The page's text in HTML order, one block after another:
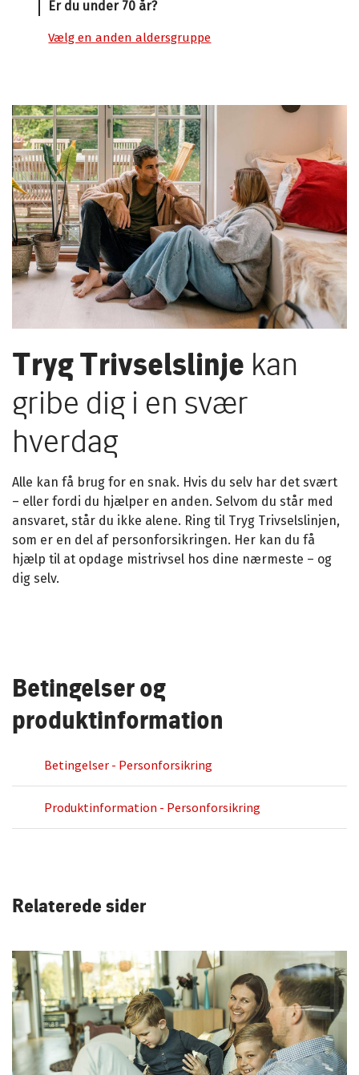
Er du under 70 år?
Vælg en anden aldersgruppe
Tryg Trivselslinje kan
gribe dig i en svær
hverdag
Alle kan få brug for en snak. Hvis du selv har det svært
– eller fordi du hjælper en anden. Selvom du står med
ansvaret, står du ikke alene. Ring til Tryg Trivselslinjen,
som er en del af personforsikringen. Her kan du få
hjælp til at opdage mistrivsel hos dine nærmeste – og
dig selv.
Betingelser og
produktinformation
Betingelser - Personforsikring
Produktinformation - Personforsikring
Relaterede sider